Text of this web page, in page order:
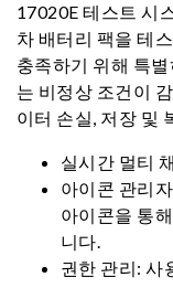
17020E 테스트 시
차 배터리 팩을 테
충족하기 위해 특
는 비정상 조건이
이터 손실, 저장 및
실시간 멀티
아이콘 관리
아이콘을 통
니다.
권한 관리: 사